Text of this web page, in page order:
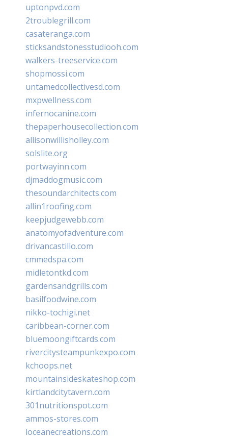
uptonpvd.com
2troublegrill.com
casateranga.com
sticksandstonesstudiooh.com
walkers-treeservice.com
shopmossi.com
untamedcollectivesd.com
mxpwellness.com
infernocanine.com
thepaperhousecollection.com
allisonwillisholley.com
solslite.org
portwayinn.com
djmaddogmusic.com
thesoundarchitects.com
allin1roofing.com
keepjudgewebb.com
anatomyofadventure.com
drivancastillo.com
cmmedspa.com
midletontkd.com
gardensandgrills.com
basilfoodwine.com
nikko-tochigi.net
caribbean-corner.com
bluemoongiftcards.com
rivercitysteampunkexpo.com
kchoops.net
mountainsideskateshop.com
kirtlandcitytavern.com
301nutritionspot.com
ammos-stores.com
loceanecreations.com